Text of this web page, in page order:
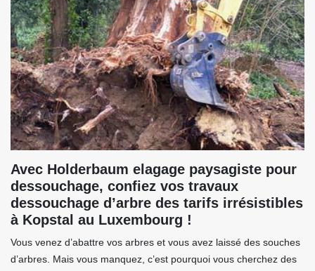
Avec Holderbaum elagage paysagiste pour
dessouchage, confiez vos travaux
dessouchage d’arbre des tarifs irrésistibles
à Kopstal au Luxembourg !
Vous venez d’abattre vos arbres et vous avez laissé des souches
d’arbres. Mais vous manquez, c’est pourquoi vous cherchez des